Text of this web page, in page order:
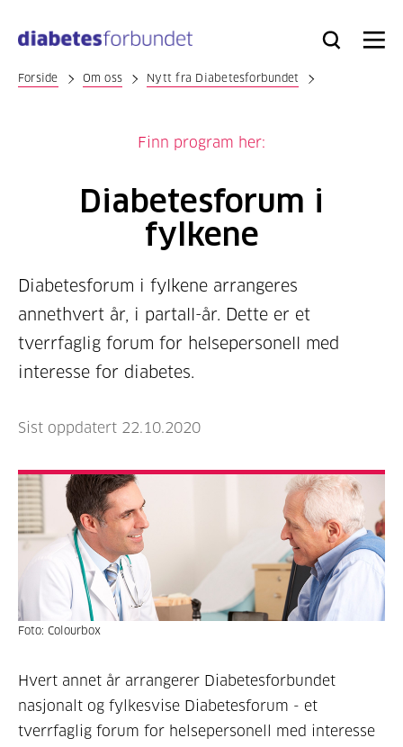
hovedinnhold
Bli
Logg
Søk Meny
Forside Om oss Nytt fra Diabetesforbundet
Finn program her:
Diabetesforum i
fylkene
Diabetesforum i fylkene arrangeres
annethvert år, i partall-år. Dette er et
tverrfaglig forum for helsepersonell med
interesse for diabetes.
Sist oppdatert 22.10.2020
Foto: Colourbox
Hvert annet år arrangerer Diabetesforbundet
nasjonalt og fylkesvise Diabetesforum - et
tverrfaglig forum for helsepersonell med interesse